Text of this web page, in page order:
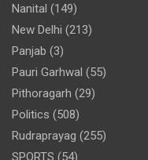
Nanital (149)
New Delhi (213)
Panjab (3)
Pauri Garhwal (55)
Pithoragarh (29)
Politics (508)
Rudraprayag (255)
SPORTS (54)